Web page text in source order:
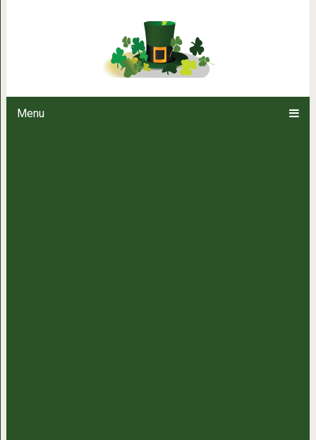
Menu
Редкие детские